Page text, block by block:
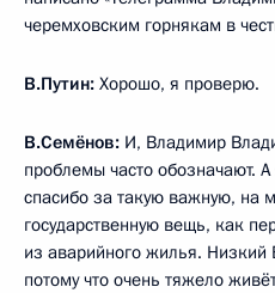
черемховским горнякам в
В.Путин: Хорошо, я проверю.
В.Семёнов: И, Владимир
проблемы часто обозначают.
спасибо за такую важную, на
государственную вещь, как
из аварийного жилья. Низкий
потому что очень тяжело